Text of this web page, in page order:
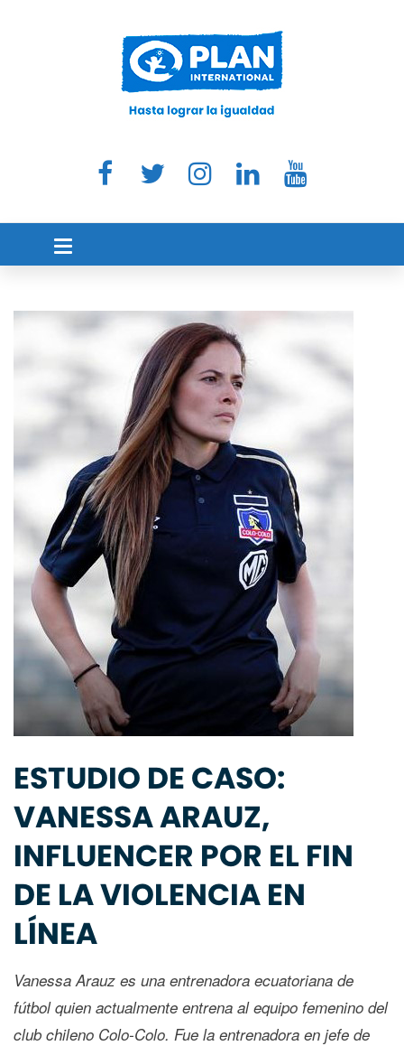
ESTUDIO DE CASO:
VANESSA ARAUZ,
INFLUENCER POR EL FIN
DE LA VIOLENCIA EN
LÍNEA
Vanessa Arauz es una entrenadora ecuatoriana de
fútbol quien actualmente entrena al equipo femenino del
club chileno Colo-Colo. Fue la entrenadora en jefe de